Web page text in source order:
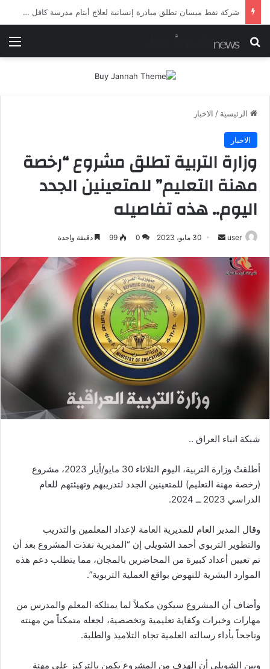
شرطة ميسان تلقي القبض على مطلقي العيارات النارية أثناء تشييع جنائزي في العمارة
بحث عن
الرئيسية / الاخبار
الاخبار
وزارة التربية تطلق مشروع “رخصة
مهنة التعليم” للمتعينين الجدد
اليوم.. هذه تفاصيله
user
أرسل 30 مايو، 2023 0
99 دقيقة واحدة
شبكة انباء العراق ..
أطلقتْ وزارة التربية، اليوم الثلاثاء 30 مايو/أيار 2023، مشروع
(رخصة مهنة التعليم) للمتعينين الجدد لتدريبهم وتهيئتهم للعام
الدراسي 2023 ــ 2024.
وقال المدير العام للمديرية العامة لإعداد المعلمين والتدريب
والتطوير التربوي أحمد الشويلي إن “المديرية نفذت المشروع بعد أن
تم تعيين أعداد كبيرة من المحاضرين بالمجان، مما يتطلب دعم هذه
الموارد البشرية للنهوض بواقع العملية التربوية”.
وأضاف أن المشروع سيكون مكملاً لما يمتلكه المعلم والمدرس من
مهارات وخبرات وكفاية تعليمية وتخصصية، لجعله متمكناً من مهنته
وناجحاً بأداء رسالته العلمية تجاه التلاميذ والطلبة.
وبين الشويلي أن الهدف من المشروع يكمن بالتركيز على مهنة